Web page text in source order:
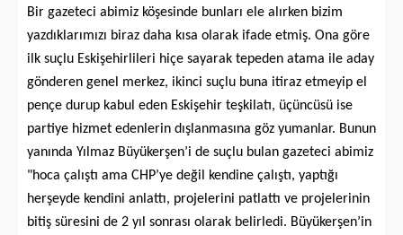
Bir gazeteci abimiz köşesinde bunları ele alırken bizim
yazdıklarımızı biraz daha kısa olarak ifade etmiş. Ona göre
ilk suçlu Eskişehirlileri hiçe sayarak tepeden atama ile aday
gönderen genel merkez, ikinci suçlu buna itiraz etmeyip el
pençe durup kabul eden Eskişehir teşkilatı, üçüncüsü ise
partiye hizmet edenlerin dışlanmasına göz yumanlar. Bunun
yanında Yılmaz Büyükerşen’i de suçlu bulan gazeteci abimiz
"hoca çalıştı ama CHP’ye değil kendine çalıştı, yaptığı
herşeyde kendini anlattı, projelerini patlattı ve projelerinin
bitiş süresini de 2 yıl sonrası olarak belirledi. Büyükerşen’in